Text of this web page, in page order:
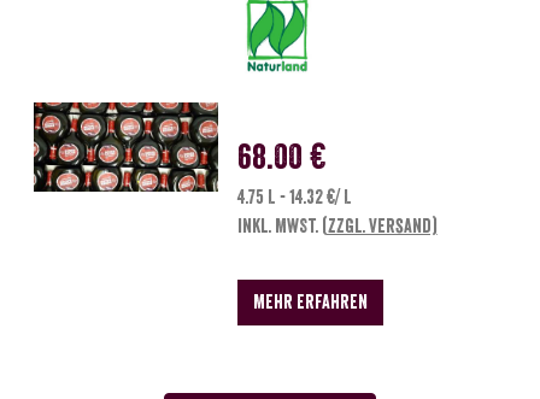
68.00 €
4.75 L - 14.32 €/ L
inkl. MwSt. (zzgl. Versand)
MEHR ERFAHREN